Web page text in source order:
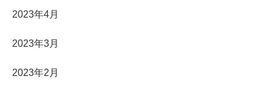
2023年4月
2023年3月
2023年2月